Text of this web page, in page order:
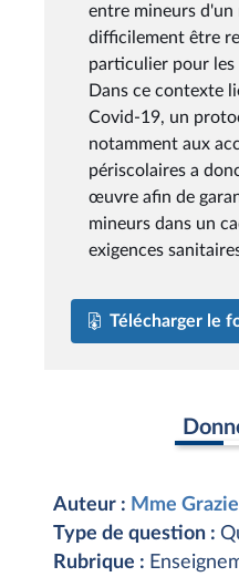
entre mineurs d'un
difficilement être
particulier pour les
Dans ce contexte
Covid-19, un
notamment aux
périscolaires a
œuvre afin de
mineurs dans un
exigences
Télécharger le
Auteur : Mme
Type de question :
Rubrique :